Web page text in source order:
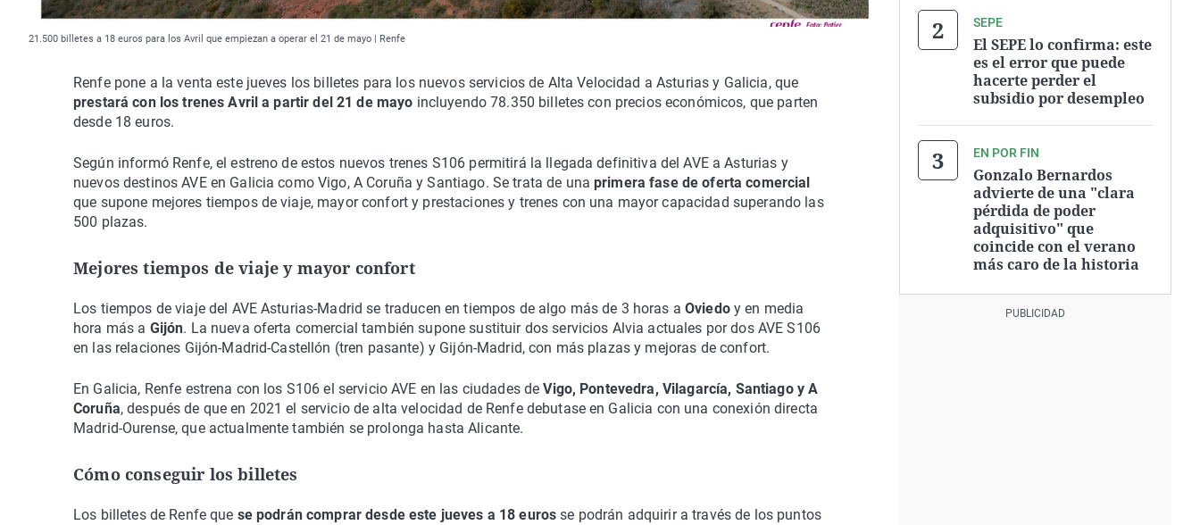
21.500 billetes a 18 euros para los Avril que empiezan a operar el 21 de mayo | Renfe
Renfe pone a la venta este jueves los billetes para los nuevos servicios de Alta Velocidad a Asturias y Galicia, que
prestará con los trenes Avril a partir del 21 de mayo incluyendo 78.350 billetes con precios económicos, que parten
desde 18 euros.
Según informó Renfe, el estreno de estos nuevos trenes S106 permitirá la llegada definitiva del AVE a Asturias y
nuevos destinos AVE en Galicia como Vigo, A Coruña y Santiago. Se trata de unaprimera fase de oferta comercial
que supone mejores tiempos de viaje, mayor confort y prestaciones y trenes con una mayor capacidad superando las
500 plazas.
Mejores tiempos de viaje y mayor confort
Los tiempos de viaje del AVE Asturias-Madrid se traducen en tiempos de algo más de 3 horas aOviedoy en media
hora más a Gijón. La nueva oferta comercial también supone sustituir dos servicios Alvia actuales por dos AVE S106
en las relaciones Gijón-Madrid-Castellón (tren pasante) y Gijón-Madrid, con más plazas y mejoras de confort.
En Galicia, Renfe estrena con los S106 el servicio AVE en las ciudades deVigo, Pontevedra, Vilagarcía, Santiago y A
Coruña, después de que en 2021 el servicio de alta velocidad de Renfe debutase en Galicia con una conexión directa
Madrid-Ourense, que actualmente también se prolonga hasta Alicante.
Cómo conseguir los billetes
Los billetes de Renfe que se podrán comprar desde este jueves a 18 euros se podrán adquirir a través de los puntos
SEPE
El SEPE lo confirma: este
es el error que puede
hacerte perder el
subsidio por desempleo
EN POR FIN
Gonzalo Bernardos
advierte de una "clara
pérdida de poder
adquisitivo" que
coincide con el verano
más caro de la historia